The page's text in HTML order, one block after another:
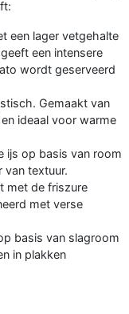
een lager vetgehalte
een intensere
wordt geserveerd
Gemaakt van
ideaal voor warme
ijs op basis van room
van textuur.
met de friszure
met verse
basis van slagroom
in plakken